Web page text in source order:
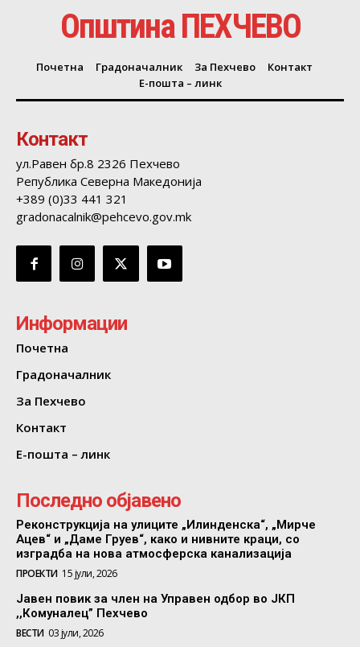
Општина ПЕХЧЕВО
Почетна Градоначалник За Пехчево
Контакт
Е-пошта – линк
Контакт
ул.Равен бр.8 2326 Пехчево
Република Северна Македонија
+389 (0)33 441 321
gradonacalnik@pehcevo.gov.mk
Информации
Почетна
Градоначалник
За Пехчево
Контакт
Е-пошта – линк
Последно објавено
Реконструкција на улиците „Илинденска“, „Мирче
Ацев“ и „Даме Груев“, како и нивните краци, со
изградба на нова атмосферска канализација
ПРОЕКТИ 15 јули, 2026
Јавен повик за член на Управен одбор во ЈКП
,,Комуналец” Пехчево
ВЕСТИ 03 јули, 2026